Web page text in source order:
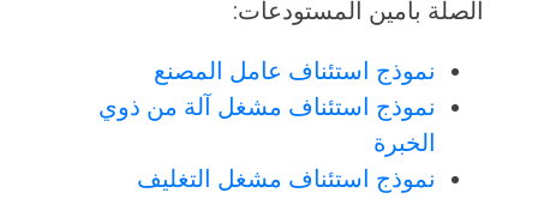
الصلة بأمين المستودعات:
نموذج استئناف عامل المصنع
نموذج استئناف مشغل آلة من ذوي
الخبرة
نموذج استئناف مشغل التغليف